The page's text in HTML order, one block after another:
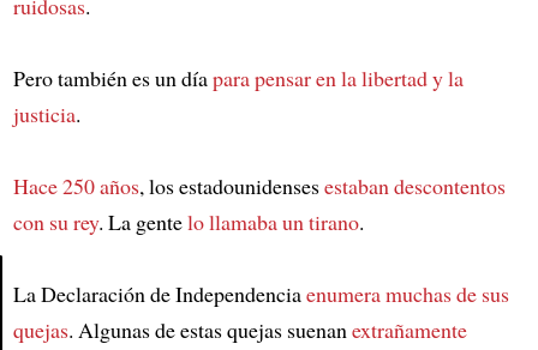
Article
ruidosas.
Pero también es un díapara pensar en la libertad y la
justicia.
Hace 250 años, los estadounidensesestaban descontentos
con su rey. La gentelo llamaba un tirano.
La Declaración de Independenciaenumera muchas de sus
quejas. Algunas de estas quejas suenanextrañamente